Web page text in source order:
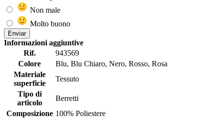
Non male
Molto buono
Enviar
Informazioni aggiuntive
Rif.
943569
Colore
Blu, Blu Chiaro, Nero, Rosso, Rosa
Materiale
superficie
Tessuto
Tipo di
articolo
Berretti
Composizione 100% Poliestere